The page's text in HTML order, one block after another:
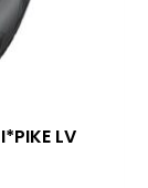
LV